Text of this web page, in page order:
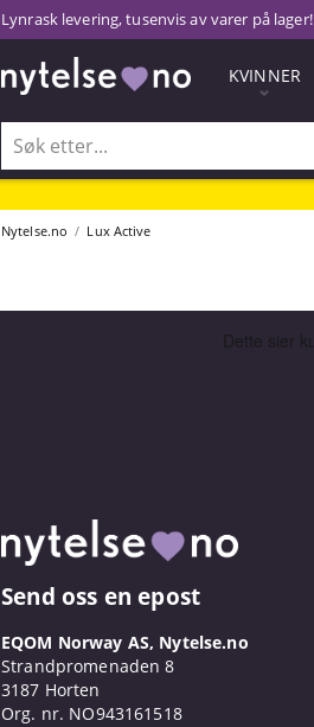
Lynrask levering, tusenvis av varer på lager!
KVINNER
Nytelse.no Lux Active
Send oss en epost
EQOM Norway AS, Nytelse.no
Strandpromenaden 8
3187 Horten
Org. nr. NO943161518